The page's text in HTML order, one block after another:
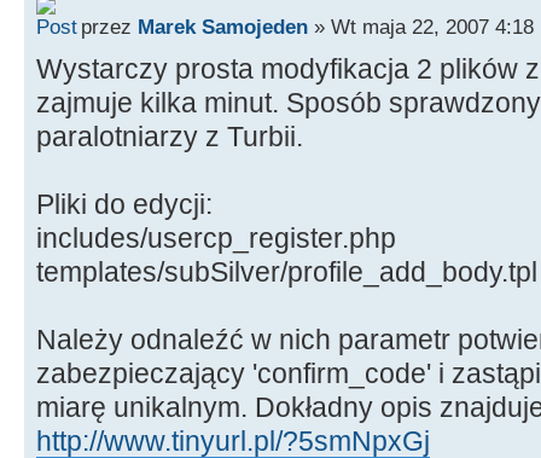
przez Marek Samojeden » Wt maja 22, 2007 4:18
Wystarczy prosta modyfikacja 2 plików
zajmuje kilka minut. Sposób
paralotniarzy z Turbii.
Pliki do edycji:
includes/usercp_register.php
templates/subSilver/profile_add_body.tpl
Należy odnaleźć w nich parametr
zabezpieczający 'confirm_code' i
miarę unikalnym. Dokładny opis
http://www.tinyurl.pl/?5smNpxGj